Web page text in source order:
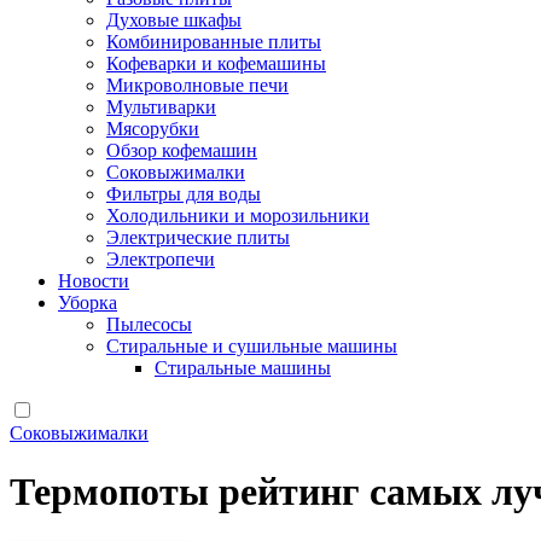
Духовые шкафы
Комбинированные плиты
Кофеварки и кофемашины
Микроволновые печи
Мультиварки
Мясорубки
Обзор кофемашин
Соковыжималки
Фильтры для воды
Холодильники и морозильники
Электрические плиты
Электропечи
Новости
Уборка
Пылесосы
Стиральные и сушильные машины
Стиральные машины
Соковыжималки
Термопоты рейтинг самых